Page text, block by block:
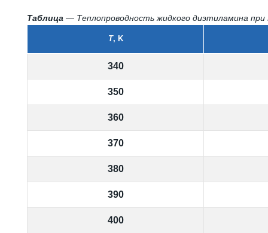
Таблица — Теплопроводность жидкого диэтиламина
T, K
340
350
360
370
380
390
400